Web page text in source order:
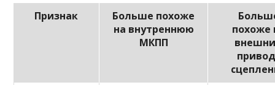
Признак
Больше похоже
на внутреннюю
МКПП
похоже